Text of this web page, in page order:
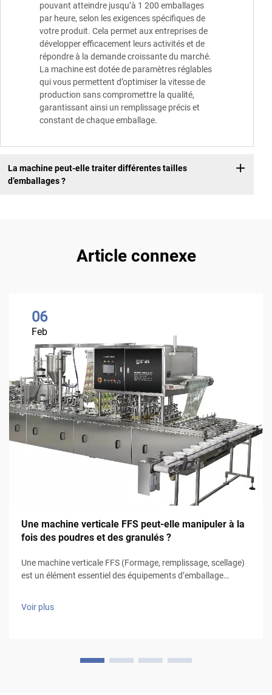
pouvant atteindre jusqu’à 1 200 emballages
par heure, selon les exigences spécifiques de
votre produit. Cela permet aux entreprises de
développer efficacement leurs activités et de
répondre à la demande croissante du marché.
La machine est dotée de paramètres réglables
qui vous permettent d’optimiser la vitesse de
production sans compromettre la qualité,
garantissant ainsi un remplissage précis et
constant de chaque emballage.
La machine peut-elle traiter différentes tailles
d’emballages ?
Article connexe
06
Feb
Une machine verticale FFS peut-elle manipuler à la
fois des poudres et des granulés ?
Une machine verticale FFS (Formage, remplissage, scellage)
est un élément essentiel des équipements d’emballage
fabricant de machines verticales FFS disposant de 25 ans
Voir plus